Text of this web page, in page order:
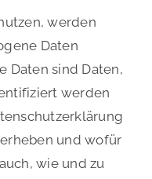
werden
Daten
Daten sind Daten,
werden
und wofür
wie und zu